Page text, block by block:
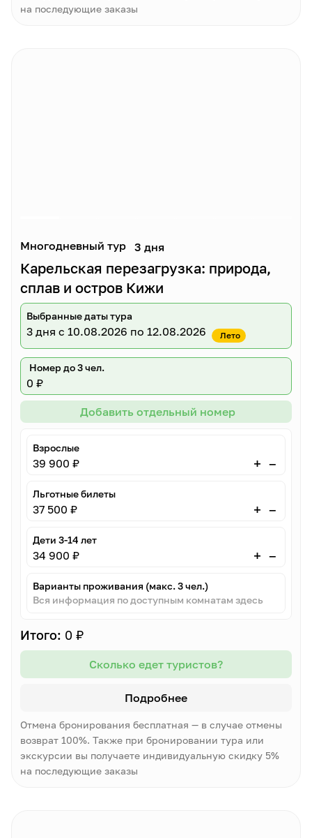
на последующие заказы
Многодневный тур 3 дня
Карельская перезагрузка: природа,
сплав и остров Кижи
Выбранные даты тура
3 дня с 10.08.2026 по 12.08.2026 Лето
Номер до 3 чел.
0 ₽
Добавить отдельный номер
Взрослые
39 900 ₽ + –
Льготные билеты
37 500 ₽ + –
Дети 3-14 лет
34 900 ₽ + –
Варианты проживания (макс. 3 чел.)
Вся информация по доступным комнатам здесь
Итого: 0 ₽
Сколько едет туристов?
Подробнее
Отмена бронирования бесплатная — в случае отмены
возврат 100%. Также при бронировании тура или
экскурсии вы получаете индивидуальную скидку 5%
на последующие заказы